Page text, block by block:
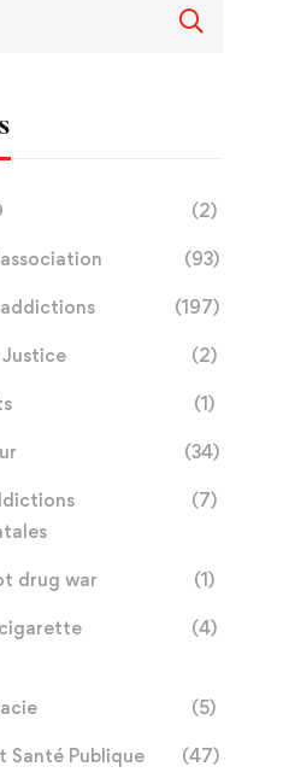
(2)
(93)
(197)
(2)
(1)
(34)
(7)
drug war (1)
(4)
(5)
Santé Publique (47)